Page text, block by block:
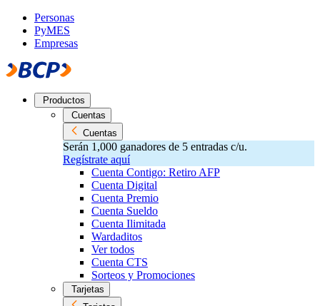
Personas
PyMES
Empresas
Productos
Cuentas
Cuentas
Serán 1,000 ganadores de 5 entradas c/u.
Regístrate aquí
Cuenta Contigo: Retiro AFP
Cuenta Digital
Cuenta Premio
Cuenta Sueldo
Cuenta Ilimitada
Wardaditos
Ver todos
Cuenta CTS
Sorteos y Promociones
Tarjetas